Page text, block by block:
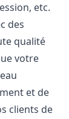
etc.
des
qualité
votre
et de
clients de